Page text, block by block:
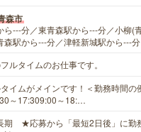
森市
ら---分／東青森駅から---分／小柳(
森駅から---分／津軽新城駅から---分
ルタイムのお仕事です。
イムがメインです！＜勤務時間の
～17:309:00～18:…
期 ★応募から「最短2日後」に勤